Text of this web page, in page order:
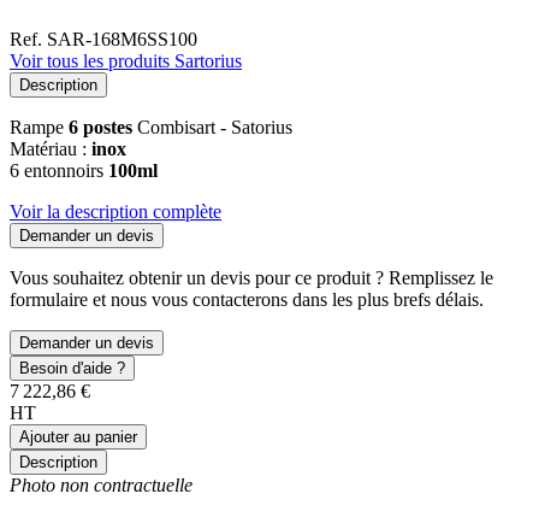
Ref. SAR-168M6SS100
Voir tous les produits Sartorius
Description
Rampe 6 postes Combisart - Satorius
Matériau : inox
6 entonnoirs 100ml
Voir la description complète
Demander un devis
Vous souhaitez obtenir un devis pour ce produit ? Remplissez le
formulaire et nous vous contacterons dans les plus brefs délais.
Demander un devis
Besoin d'aide ?
7 222,86 €
HT
Ajouter au panier
Description
Photo non contractuelle